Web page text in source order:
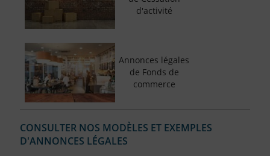
d'activité
Annonces légales
de Fonds de
commerce
CONSULTER NOS MODÈLES ET EXEMPLES
D'ANNONCES LÉGALES